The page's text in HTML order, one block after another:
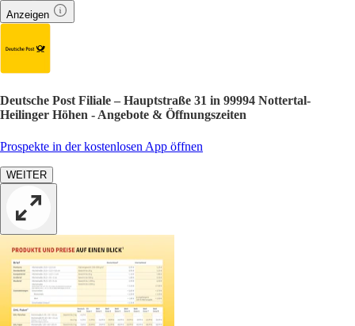
Anzeigen
Deutsche Post Filiale – Hauptstraße 31 in 99994 Nottertal-
Heilinger Höhen - Angebote & Öffnungszeiten
Prospekte in der kostenlosen App öffnen
WEITER